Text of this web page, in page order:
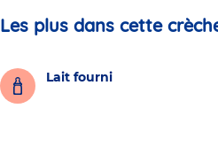
Les plus dans cette
Lait fourni